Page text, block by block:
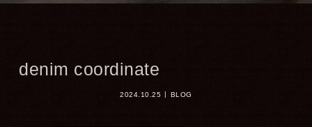
denim coordinate
2024.10.25 BLOG